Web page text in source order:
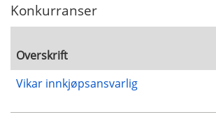
Konkurranser
Overskrift
Vikar innkjøpsansvarlig